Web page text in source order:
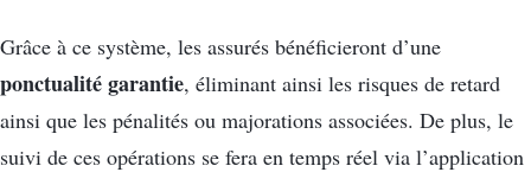
Grâce à ce système, les assurés bénéficieront d’une
ponctualité garantie, éliminant ainsi les risques de retard
ainsi que les pénalités ou majorations associées. De plus, le
suivi de ces opérations se fera en temps réel via l’application